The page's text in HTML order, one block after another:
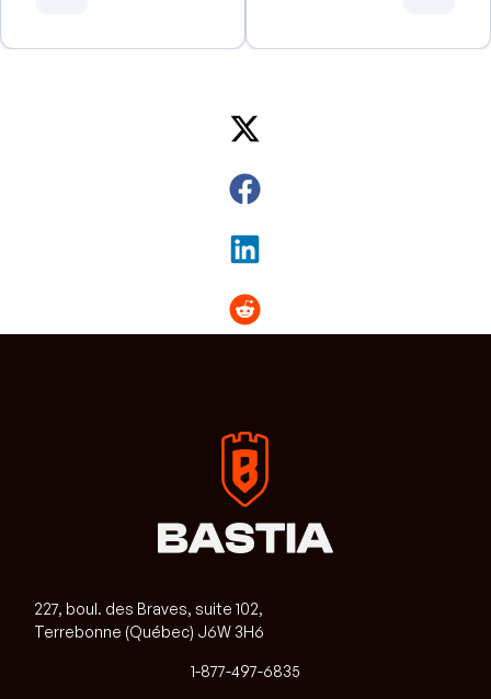
227, boul. des Braves, suite 102,
Terrebonne (Québec) J6W 3H6
1-877-497-6835